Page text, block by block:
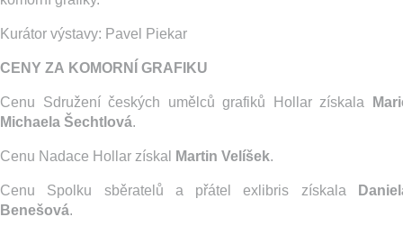
Kurátor výstavy: Pavel Piekar
CENY ZA KOMORNÍ GRAFIKU
Cenu Sdružení českých umělců grafiků Hollar získala
Michaela Šechtlová.
Cenu Nadace Hollar získal Martin Velíšek.
Cenu Spolku sběratelů a přátel exlibris získala
Benešová.